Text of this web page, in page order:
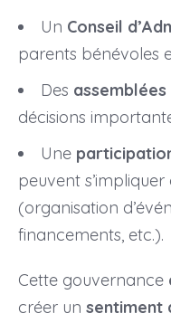
Un Conseil
parents bénévoles
Des
décisions
Une
peuvent
(organisation
financements, etc.).
Cette gouvernance
créer un sentiment